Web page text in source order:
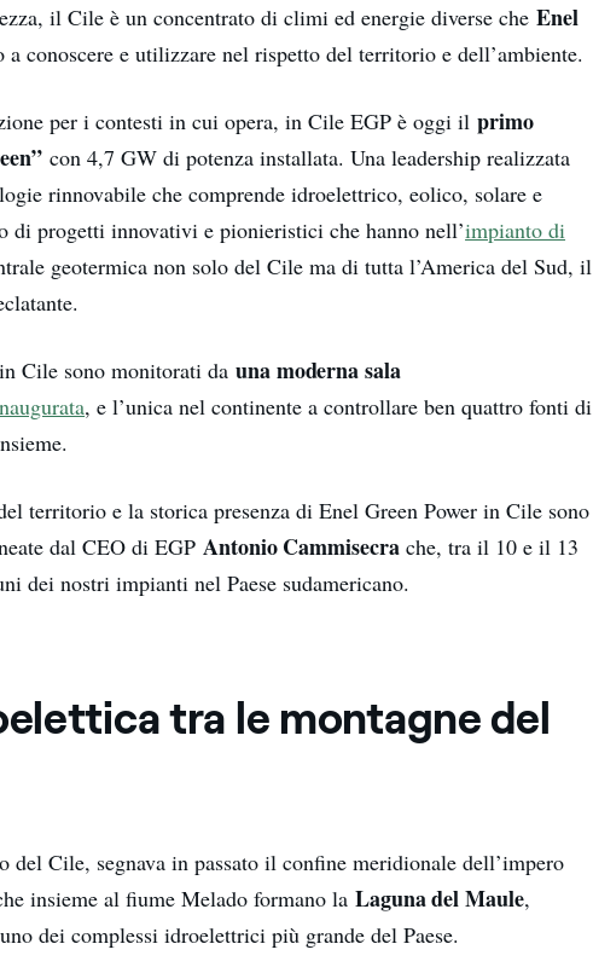
il Cile è un concentrato di climi ed energie diverse cheEnel
a conoscere e utilizzare nel rispetto del territorio e dell’ambiente.
per i contesti in cui opera, in Cile EGP è oggi ilprimo
con 4,7 GW di potenza installata. Una leadership realizzata
rinnovabile che comprende idroelettrico, eolico, solare e
di progetti innovativi e pionieristici che hanno nell’impianto di
geotermica non solo del Cile ma di tutta l’America del Sud, il
Cile sono monitorati dauna moderna sala
, e l’unica nel continente a controllare ben quattro fonti di
territorio e la storica presenza di Enel Green Power in Cile sono
dal CEO di EGPAntonio Cammisecrache, tra il 10 e il 13
dei nostri impianti nel Paese sudamericano.
tra le montagne del
del Cile, segnava in passato il confine meridionale dell’impero
insieme al fiume Melado formano laLaguna del Maule,
dei complessi idroelettrici più grande del Paese.